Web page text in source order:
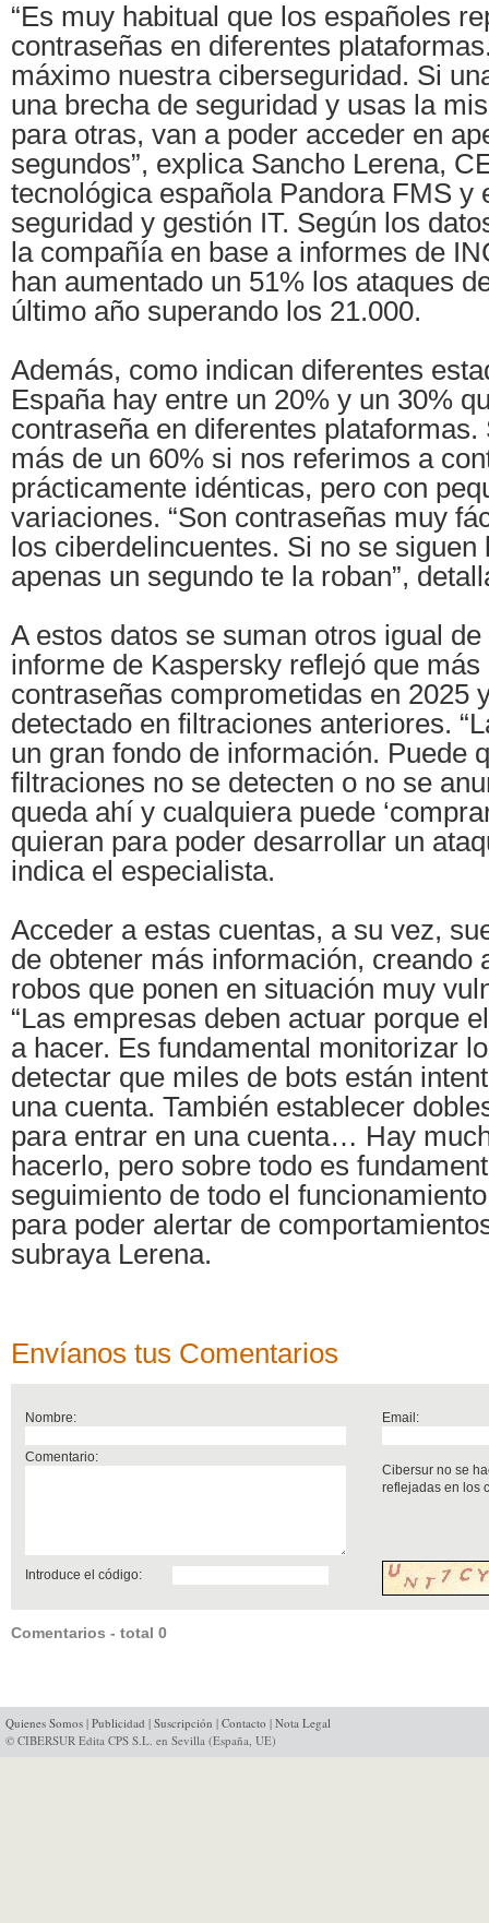
“Es muy habitual que los españoles
contraseñas en diferentes
máximo nuestra ciberseguridad. Si
una brecha de seguridad y usas la
para otras, van a poder acceder en
segundos”, explica Sancho Lerena,
tecnológica española Pandora FMS y
seguridad y gestión IT. Según los
la compañía en base a informes de
han aumentado un 51% los ataques
último año superando los 21.000.
Además, como indican diferentes
España hay entre un 20% y un 30%
contraseña en diferentes plataformas.
más de un 60% si nos referimos a
prácticamente idénticas, pero con
variaciones. “Son contraseñas muy
los ciberdelincuentes. Si no se
apenas un segundo te la roban”,
A estos datos se suman otros igual
informe de Kaspersky reflejó que
contraseñas comprometidas en 2025
detectado en filtraciones anteriores.
un gran fondo de información. Puede
filtraciones no se detecten o no se
queda ahí y cualquiera puede
quieran para poder desarrollar un
indica el especialista.
Acceder a estas cuentas, a su vez,
de obtener más información, creando
robos que ponen en situación muy
“Las empresas deben actuar porque
a hacer. Es fundamental monitorizar
detectar que miles de bots están
una cuenta. También establecer
para entrar en una cuenta… Hay
hacerlo, pero sobre todo es
seguimiento de todo el
para poder alertar de
subraya Lerena.
Envíanos tus Comentarios
Nombre: Email:
Comentario:
Cibersur no se
reflejadas en los
Introduce el código:
Comentarios - total 0
Quienes Somos | Publicidad | Suscripción | Contacto | Nota Legal
© CIBERSUR Edita CPS S.L. en Sevilla (España, UE)